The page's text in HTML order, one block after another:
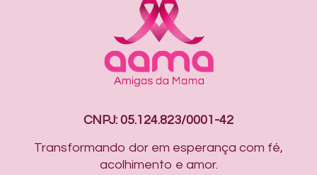
CNPJ: 05.124.823/0001-42
Transformando dor em esperança com fé,
acolhimento e amor.